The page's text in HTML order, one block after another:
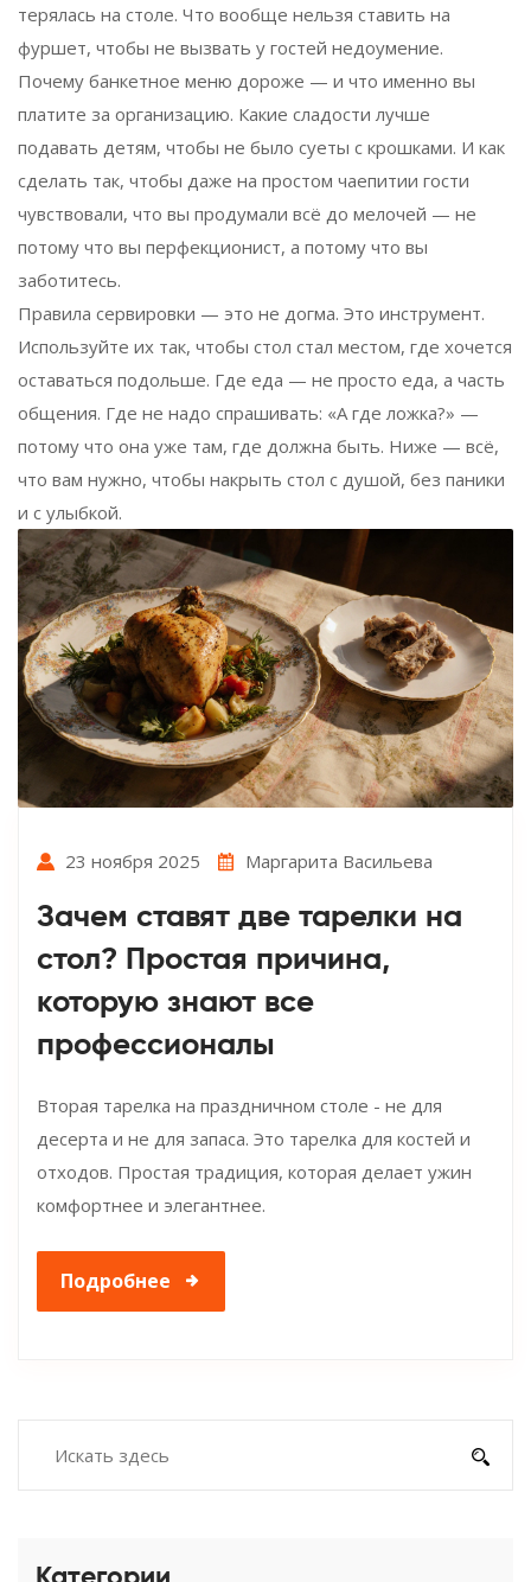
терялась на столе. Что вообще нельзя ставить на
фуршет, чтобы не вызвать у гостей недоумение.
Почему банкетное меню дороже — и что именно вы
платите за организацию. Какие сладости лучше
подавать детям, чтобы не было суеты с крошками. И как
сделать так, чтобы даже на простом чаепитии гости
чувствовали, что вы продумали всё до мелочей — не
потому что вы перфекционист, а потому что вы
заботитесь.
Правила сервировки — это не догма. Это инструмент.
Используйте их так, чтобы стол стал местом, где хочется
оставаться подольше. Где еда — не просто еда, а часть
общения. Где не надо спрашивать: «А где ложка?» —
потому что она уже там, где должна быть. Ниже — всё,
что вам нужно, чтобы накрыть стол с душой, без паники
и с улыбкой.
23 ноября 2025 Маргарита Васильева
Зачем ставят две тарелки на
стол? Простая причина,
которую знают все
профессионалы
Вторая тарелка на праздничном столе - не для
десерта и не для запаса. Это тарелка для костей и
отходов. Простая традиция, которая делает ужин
комфортнее и элегантнее.
Подробнее